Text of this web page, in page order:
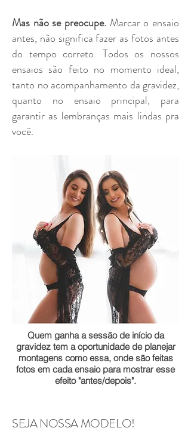
Mas não se preocupe. Marcar o ensaio
antes, não significa fazer as fotos antes
do tempo correto. Todos os nossos
ensaios são feito no momento ideal,
tanto no acompanhamento da gravidez,
quanto no ensaio principal, para
garantir as lembranças mais lindas pra
você.
Quem ganha a sessão de início da
gravidez tem a oportunidade de planejar
montagens como essa, onde são feitas
fotos em cada ensaio para mostrar esse
efeito "antes/depois".
SEJA NOSSA MODELO!